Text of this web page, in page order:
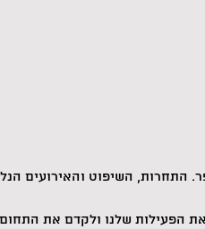
התחרות, השיפוט והאירועים